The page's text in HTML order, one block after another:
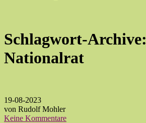
Schlagwort-Archive:
Nationalrat
19-08-2023
von Rudolf Mohler
Keine Kommentare